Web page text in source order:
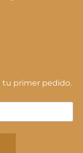
tu primer pedido.